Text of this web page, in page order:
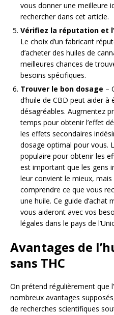
vous donner une meilleure
rechercher dans cet article.
Vérifiez la réputation et
Le choix d’un fabricant
d’acheter des huiles de
meilleures chances de
besoins spécifiques.
Trouver le bon dosage –
d’huile de CBD peut aider
désagréables. Augmentez
temps pour obtenir l’effet
les effets secondaires
dosage optimal pour vous.
populaire pour obtenir les
est important que les gens
leur convient le mieux,
comprendre ce que vous
une huile. Ce guide d’achat
vous aideront avec vos
légales dans le pays de
Avantages de
sans THC
On prétend régulièrement que
nombreux avantages
de recherches scientifiques